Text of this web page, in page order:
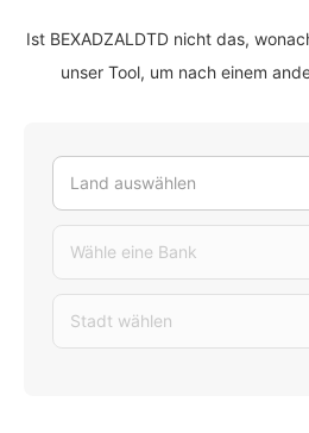
Ist BEXADZALDTD nicht das,
unser Tool, um nach einem
Land auswählen
Wähle eine Bank
Stadt wählen